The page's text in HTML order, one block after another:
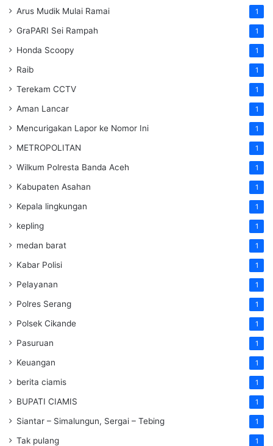
Arus Mudik Mulai Ramai 1
GraPARI Sei Rampah 1
Honda Scoopy 1
Raib 1
Terekam CCTV 1
Aman Lancar 1
Mencurigakan Lapor ke Nomor Ini 1
METROPOLITAN 1
Wilkum Polresta Banda Aceh 1
Kabupaten Asahan 1
Kepala lingkungan 1
kepling 1
medan barat 1
Kabar Polisi 1
Pelayanan 1
Polres Serang 1
Polsek Cikande 1
Pasuruan 1
Keuangan 1
berita ciamis 1
BUPATI CIAMIS 1
Siantar – Simalungun, Sergai – Tebing 1
Tak pulang 1